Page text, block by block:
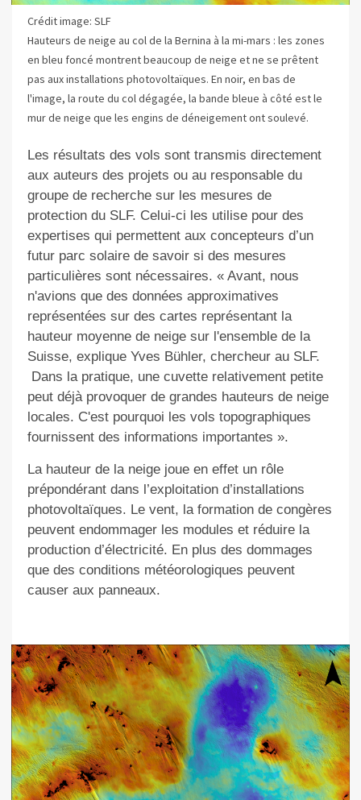
Crédit image: SLF
Hauteurs de neige au col de la Bernina à la mi-mars : les zones
en bleu foncé montrent beaucoup de neige et ne se prêtent
pas aux installations photovoltaïques. En noir, en bas de
l'image, la route du col dégagée, la bande bleue à côté est le
mur de neige que les engins de déneigement ont soulevé.
Les résultats des vols sont transmis directement
aux auteurs des projets ou au responsable du
groupe de recherche sur les mesures de
protection du SLF. Celui-ci les utilise pour des
expertises qui permettent aux concepteurs d’un
futur parc solaire de savoir si des mesures
particulières sont nécessaires. « Avant, nous
n'avions que des données approximatives
représentées sur des cartes représentant la
hauteur moyenne de neige sur l'ensemble de la
Suisse, explique Yves Bühler, chercheur au SLF.
Dans la pratique, une cuvette relativement petite
peut déjà provoquer de grandes hauteurs de neige
locales. C'est pourquoi les vols topographiques
fournissent des informations importantes ».
Lahauteur de la neige joue en effet un rôle
prépondérant dans l’exploitation d’installations
photovoltaïques. Le vent, la formation de congères
peuvent endommager les modules et réduire la
production d’électricité. En plus des dommages
que des conditions météorologiques peuvent
causer aux panneaux.